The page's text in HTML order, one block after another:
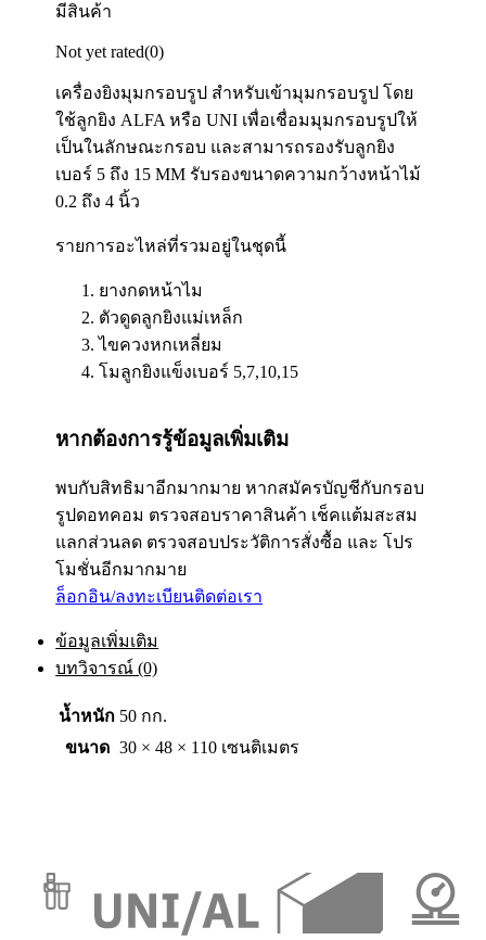
มีสินค้า
Not yet rated(0)
เครื่องยิงมุมกรอบรูป สำหรับเข้ามุมกรอบรูป โดย
ใช้ลูกยิง ALFA หรือ UNI เพื่อเชื่อมมุมกรอบรูปให้
เป็นในลักษณะกรอบ และสามารถรองรับลูกยิง
เบอร์ 5 ถึง 15 MM รับรองขนาดความกว้างหน้าไม้
0.2 ถึง 4 นิ้ว
รายการอะไหล่ที่รวมอยู่ในชุดนี้
ยางกดหน้าไม
ตัวดูดลูกยิงแม่เหล็ก
ไขควงหกเหลี่ยม
โมลูกยิงแข็งเบอร์ 5,7,10,15
หากต้องการรู้ข้อมูลเพิ่มเติม
พบกับสิทธิมาอีกมากมาย หากสมัครบัญชีกับกรอบ
รูปดอทคอม ตรวจสอบราคาสินค้า เช็คแต้มสะสม
แลกส่วนลด ตรวจสอบประวัติการสั่งซื้อ และ โปร
โมชั่นอีกมากมาย
ล็อกอิน/ลงทะเบียนติดต่อเรา
ข้อมูลเพิ่มเติม
บทวิจารณ์ (0)
น้ำหนัก 50 กก.
ขนาด 30 × 48 × 110 เซนติเมตร